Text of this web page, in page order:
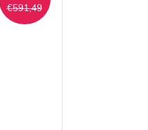
€591,49